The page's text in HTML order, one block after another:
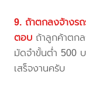
9. ถ้าตกลงจ้างร
ตอบ ถ้าลูกค้าตก
มัดจำขั้นต่ำ 500
เสร็จงานครับ